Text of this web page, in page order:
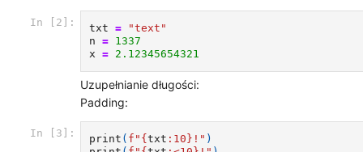
In [2]: txt =
"text"
n
= 1337
x
= 2.12345654321
Uzupełnianie długości:
Padding:
In [3]: print ( f " {txt : 10 } !" )